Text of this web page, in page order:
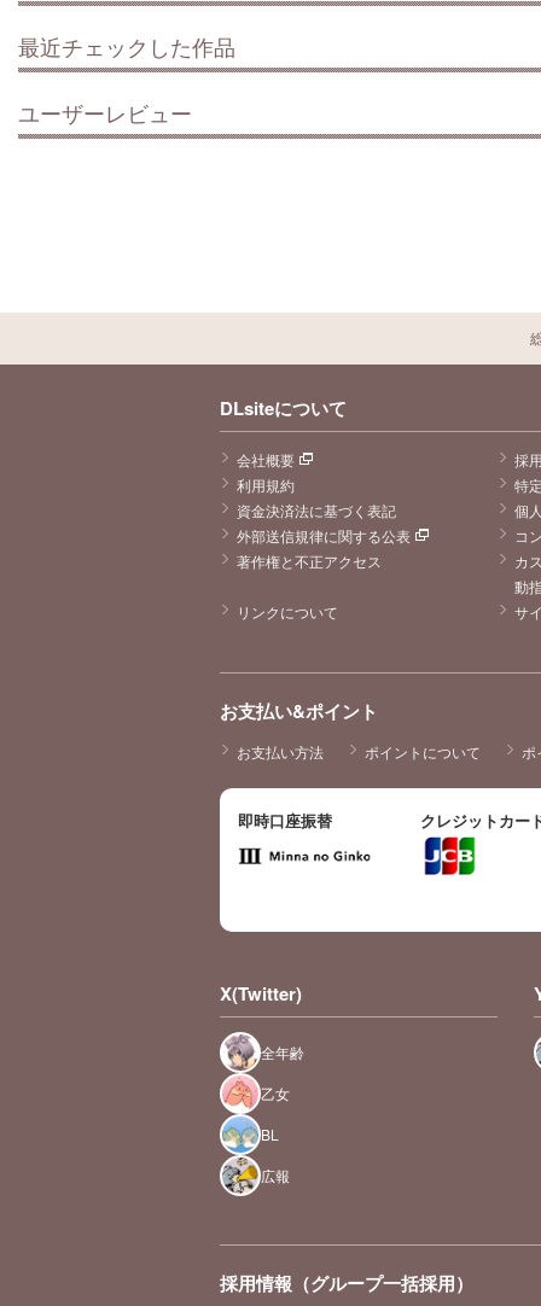
最近チェックした作品
ユーザーレビュー
DLsiteについて
会社概要
採
利用規約
特
資金決済法に基づく表記
個
外部送信規律に関する公表
コ
著作権と不正アクセス
カ
動
リンクについて
サ
お支払い&ポイント
お支払い方法 ポイントについて ポ
即時口座振替 クレジットカー
X(Twitter)
全年齢
乙女
BL
広報
採用情報（グループ一括採用）